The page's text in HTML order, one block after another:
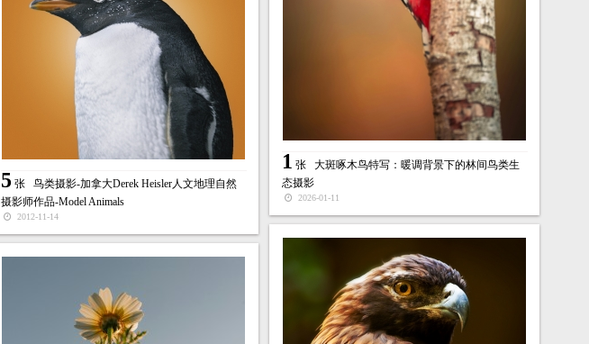
1 张 大斑啄木鸟特写：暖调背景下的林间鸟类生
态摄影
2026-01-11
5张 鸟类摄影-加拿大Derek Heisler人文地理自然
摄影师作品-Model Animals
2012-11-14